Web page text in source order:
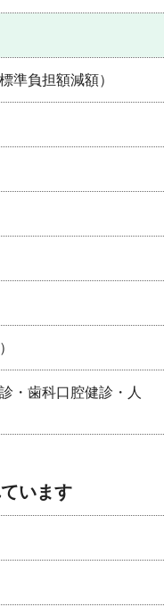
準負担額減額）
・歯科口腔健診・人
います